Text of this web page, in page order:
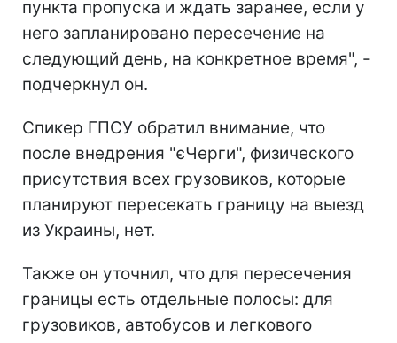
пункта пропуска и ждать заранее, если у
него запланировано пересечение на
следующий день, на конкретное время", -
подчеркнул он.
Спикер ГПСУ обратил внимание, что
после внедрения "єЧерги", физического
присутствия всех грузовиков, которые
планируют пересекать границу на выезд
из Украины, нет.
Также он уточнил, что для пересечения
границы есть отдельные полосы: для
грузовиков, автобусов и легкового